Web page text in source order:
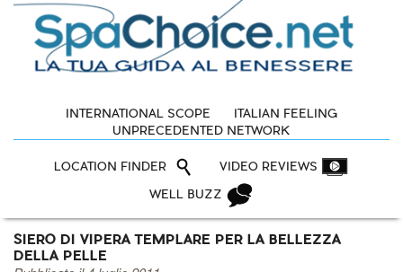
INTERNATIONAL SCOPE
ITALIAN FEELING
UNPRECEDENTED NETWORK
LOCATION FINDER VIDEO REVIEWS
WELL BUZZ
SIERO DI VIPERA TEMPLARE PER LA BELLEZZA
DELLA PELLE